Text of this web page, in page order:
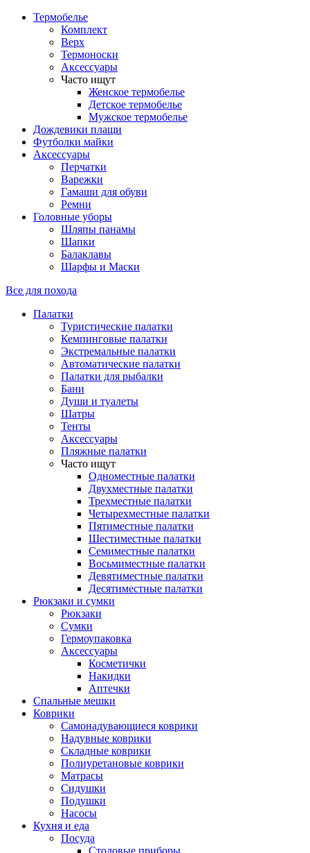
Термобелье
Комплект
Верх
Термоноски
Аксессуары
Часто ищут
Женское термобелье
Детское термобелье
Мужское термобелье
Дождевики плащи
Футболки майки
Аксессуары
Перчатки
Варежки
Гамаши для обуви
Ремни
Головные уборы
Шляпы панамы
Шапки
Балаклавы
Шарфы и Маски
Все для похода
Палатки
Туристические палатки
Кемпинговые палатки
Экстремальные палатки
Автоматические палатки
Палатки для рыбалки
Бани
Души и туалеты
Шатры
Тенты
Аксессуары
Пляжные палатки
Часто ищут
Одноместные палатки
Двухместные палатки
Трехместные палатки
Четырехместные палатки
Пятиместные палатки
Шестиместные палатки
Семиместные палатки
Восьмиместные палатки
Девятиместные палатки
Десятиместные палатки
Рюкзаки и сумки
Рюкзаки
Сумки
Гермоупаковка
Аксессуары
Косметички
Накидки
Аптечки
Спальные мешки
Коврики
Самонадувающиеся коврики
Надувные коврики
Складные коврики
Полиуретановые коврики
Матрасы
Сидушки
Подушки
Насосы
Кухня и еда
Посуда
Столовые приборы